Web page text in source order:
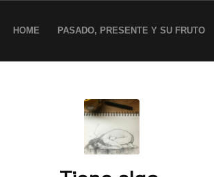
HOME PASADO, PRESENTE Y SU FRUTO